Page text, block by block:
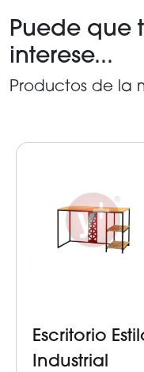
Puede que
interese...
Productos de la
Escritorio
Industrial